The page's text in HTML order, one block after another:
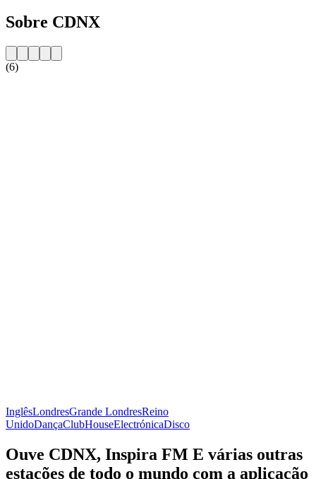
Sobre CDNX
(6)
InglêsLondresGrande LondresReino
UnidoDançaClubHouseElectrónicaDisco
Ouve CDNX, Inspira FM E várias outras
estações de todo o mundo com a aplicação